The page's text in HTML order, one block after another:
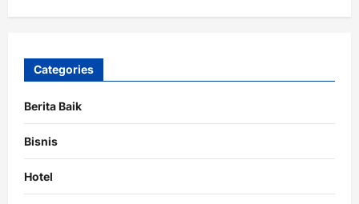
Categories
Berita Baik
Bisnis
Hotel